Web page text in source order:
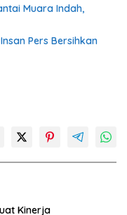
Muara Indah,
Pers Bersihkan
Kinerja